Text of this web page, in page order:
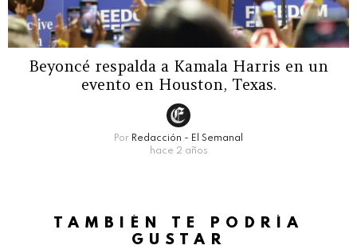
Beyoncé respalda a Kamala Harris en un
evento en Houston, Texas.
Por Redacción - El Semanal
hace 2 años
TAMBIÉN TE PODRÍA
GUSTAR